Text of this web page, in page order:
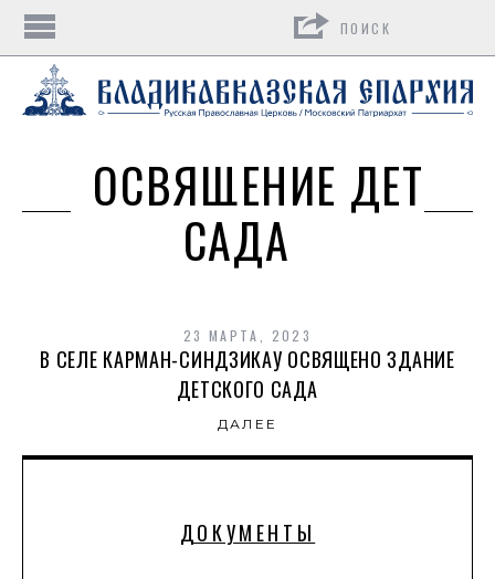
ДОКУМЕНТЫ
ОСВЯЩЕНИЕ ДЕТ
САДА
23 МАРТА, 2023
В СЕЛЕ КАРМАН-СИНДЗИКАУ ОСВЯЩЕНО ЗДАНИЕ
ДЕТСКОГО САДА
ДАЛЕЕ